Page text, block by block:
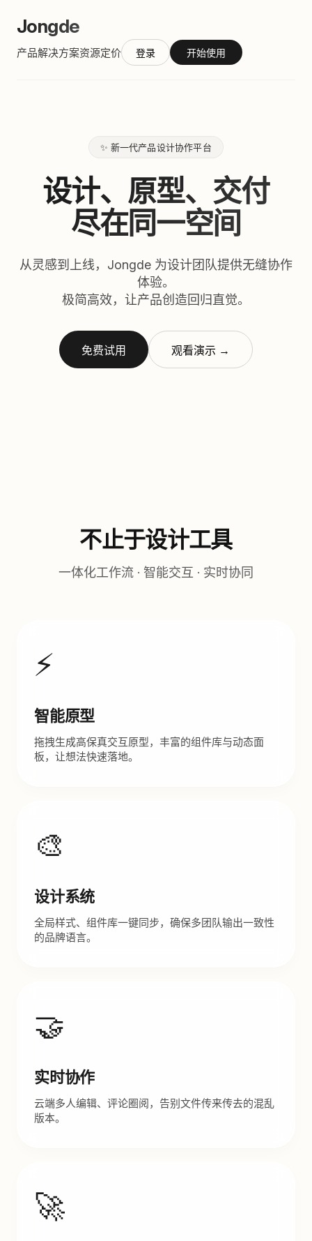
Jongde
产品解决方案资源定价 登录 开始使用
✨ 新一代产品设计协作平台
设计、原型、交付
尽在同一空间
从灵感到上线，Jongde 为设计团队提供无缝协作
体验。
极简高效，让产品创造回归直觉。
免费试用 观看演示 →
不止于设计工具
一体化工作流 · 智能交互 · 实时协同
⚡
智能原型
拖拽生成高保真交互原型，丰富的组件库与动态面
板，让想法快速落地。
🎨
设计系统
全局样式、组件库一键同步，确保多团队输出一致性
的品牌语言。
🤝
实时协作
云端多人编辑、评论圈阅，告别文件传来传去的混乱
版本。
🚀